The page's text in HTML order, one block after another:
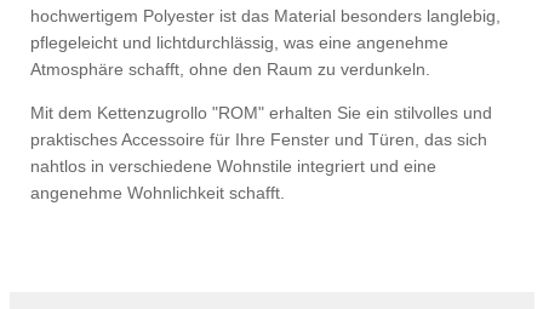
hochwertigem Polyester ist das Material besonders langlebig,
pflegeleicht und lichtdurchlässig, was eine angenehme
Atmosphäre schafft, ohne den Raum zu verdunkeln.
Mit dem Kettenzugrollo "ROM" erhalten Sie ein stilvolles und
praktisches Accessoire für Ihre Fenster und Türen, das sich
nahtlos in verschiedene Wohnstile integriert und eine
angenehme Wohnlichkeit schafft.